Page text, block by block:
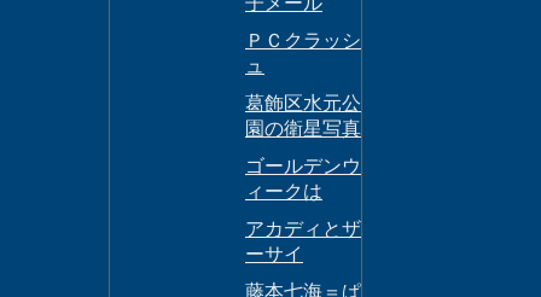
ＰＣクラッシ
ュ
葛飾区水元公
園の衛星写真
ゴールデンウ
ィークは
アカディとザ
ーサイ
藤本七海＝ぱ